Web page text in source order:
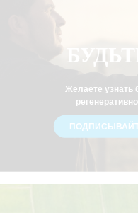
Желаете узнать